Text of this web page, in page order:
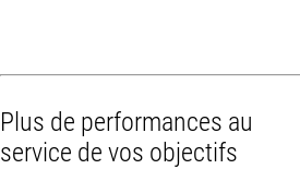
Plus de performances au
service de vos objectifs